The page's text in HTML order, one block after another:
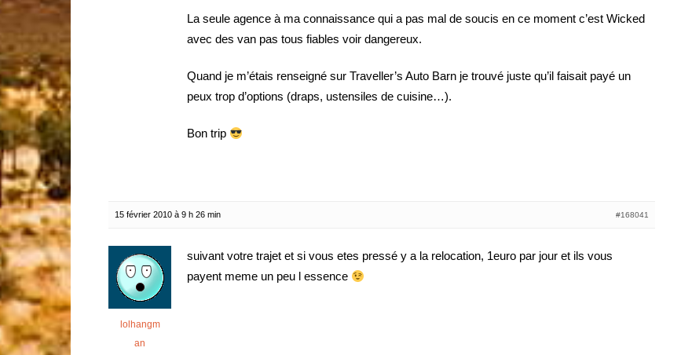
La seule agence à ma connaissance qui a pas mal de soucis en ce moment c’est Wicked
avec des van pas tous fiables voir dangereux.
Quand je m’étais renseigné sur Traveller’s Auto Barn je trouvé juste qu’il faisait payé un
peux trop d’options (draps, ustensiles de cuisine…).
Bon trip
15 février 2010 à 9 h 26 min #168041
lolhangm
an
suivant votre trajet et si vous etes pressé y a la relocation, 1euro par jour et ils vous
payent meme un peu l essence